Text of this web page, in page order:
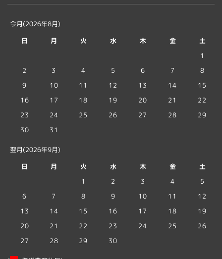
今月(2026年8月)
日
月 火 水 木 金
土
1
2
3 4 5 6 7
8
9
10 11 12 13 14
15
16
17 18 19 20 21
22
23
24 25 26 27 28
29
30
31
翌月(2026年9月)
日
月 火 水 木 金
土
1
2 3 4
5
6
7 8 9 10 11
12
13
14 15 16 17 18
19
20
21 22 23 24 25
26
27
28 29 30